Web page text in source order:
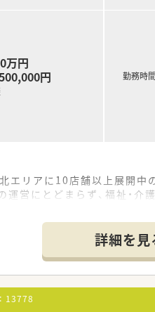
万円
円
勤務時間
エリアに10店舗以上展開中
運営にとどまらず、福祉・介
を入れており、新しい技術
することは、会社の要であ
詳細を見
13778